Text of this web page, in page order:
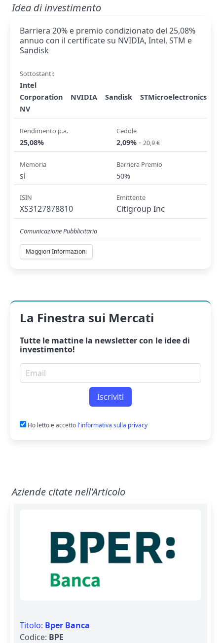
Idea di investimento
Barriera 20% e premio condizionato del 25,08%
annuo con il certificate su NVIDIA, Intel, STM e
Sandisk
Sottostanti:
Intel
Corporation
NVIDIA Sandisk
STMicroelectronics
NV
Rendimento p.a.
25,08%
Cedole
2,09% - 20,9 €
Memoria
si
Barriera Premio
50%
ISIN
XS3127878810
Emittente
Citigroup Inc
Comunicazione Pubblicitaria
Maggiori Informazioni
La Finestra sui Mercati
Tutte le mattine la newslettercon le idee di
investimento!
Email per newsletter
Iscriviti
Ho letto e accetto l'informativa sulla privacy
Aziende citate nell'Articolo
Titolo: Bper Banca
Codice: BPE